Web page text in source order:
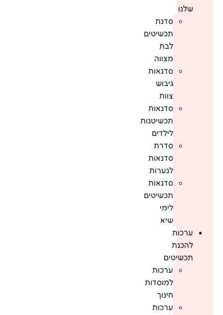
שלנו
סדנת
תכשיטים
לבת
מצווה
סדנאות
גיבוש
צוות
סדנאות
תכשיטנות
לילדים
סדרת
סדנאות
לנערות
סדנאות
תכשיטים
לימי
שיא
ערכות
להכנת
תכשיטים
ערכות
למוסדות
חינוך
ערכות